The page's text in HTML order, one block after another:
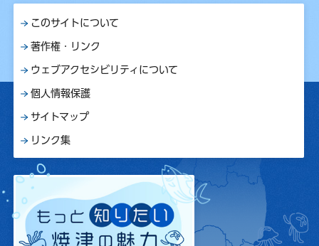
このサイトについて
著作権・リンク
ウェブアクセシビリティについて
個人情報保護
サイトマップ
リンク集